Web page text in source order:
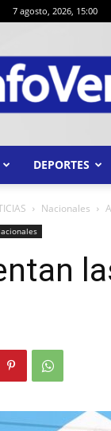
7 agosto, 2026, 15:00
INFO
VERA
DEPORTES
Nacionales